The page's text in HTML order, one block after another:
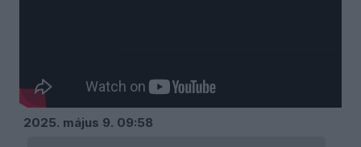
kuszkusz
2025. május 9. 09:58